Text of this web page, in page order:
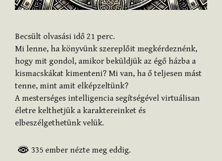
Becsült olvasási idő 21 perc.
Mi lenne, ha könyvünk szereplőit megkérdeznénk,
hogy mit gondol, amikor beküldjük az égő házba a
kismacskákat kimenteni? Mi van, ha ő teljesen mást
tenne, mint amit elképzeltünk?
A mesterséges intelligencia segítségével virtuálisan
életre kelthetjük a karaktereinket és
elbeszélgethetünk velük.
335 ember nézte meg eddig.